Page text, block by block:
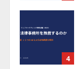
4